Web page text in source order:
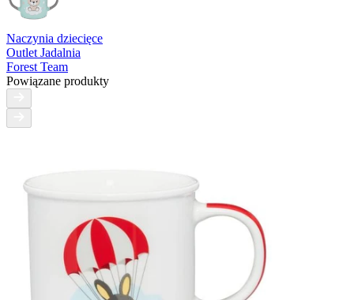
Naczynia dziecięce
Outlet Jadalnia
Forest Team
Powiązane produkty